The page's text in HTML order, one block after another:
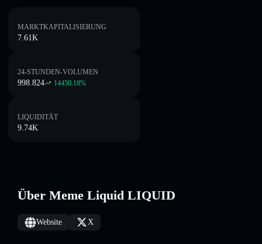
MARKTKAPITALISIERUNG
7.61K
24-STUNDEN-VOLUMEN
998.824 14450.18%
LIQUIDITÄT
9.74K
Über Meme Liquid LIQUID
Website X